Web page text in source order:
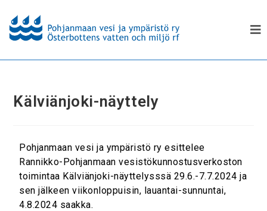
Kälviänjoki-näyttely
Pohjanmaan vesi ja ympäristö ry esittelee
Rannikko-Pohjanmaan vesistökunnostusverkoston
toimintaa Kälviänjoki-näyttelysssä 29.6.-7.7.2024 ja
sen jälkeen viikonloppuisin, lauantai-sunnuntai,
4.8.2024 saakka.